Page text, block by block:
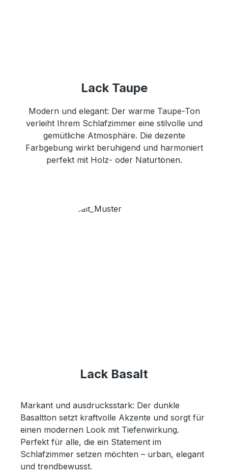
Lack Taupe
Modern und elegant: Der warme Taupe-Ton
verleiht Ihrem Schlafzimmer eine stilvolle und
gemütliche Atmosphäre. Die dezente
Farbgebung wirkt beruhigend und harmoniert
perfekt mit Holz- oder Naturtönen.
Lack Basalt
Markant und ausdrucksstark: Der dunkle
Basaltton setzt kraftvolle Akzente und sorgt für
einen modernen Look mit Tiefenwirkung.
Perfekt für alle, die ein Statement im
Schlafzimmer setzen möchten – urban, elegant
und trendbewusst.